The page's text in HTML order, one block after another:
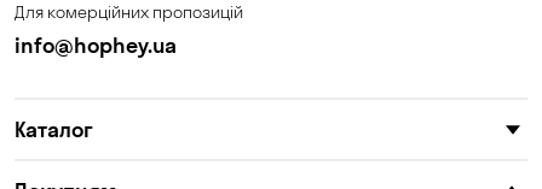
Для комерційних пропозицій
info@hophey.ua
Каталог